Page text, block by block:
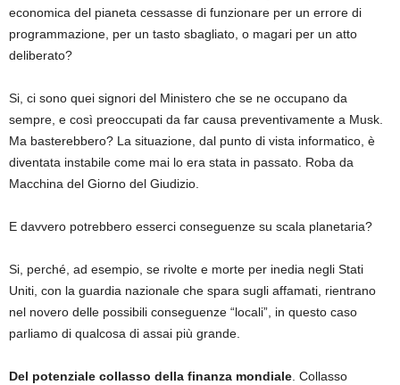
economica del pianeta cessasse di funzionare per un errore di
programmazione, per un tasto sbagliato, o magari per un atto
deliberato?
Si, ci sono quei signori del Ministero che se ne occupano da
sempre, e così preoccupati da far causa preventivamente a Musk.
Ma basterebbero? La situazione, dal punto di vista informatico, è
diventata instabile come mai lo era stata in passato. Roba da
Macchina del Giorno del Giudizio.
E davvero potrebbero esserci conseguenze su scala planetaria?
Si, perché, ad esempio, se rivolte e morte per inedia negli Stati
Uniti, con la guardia nazionale che spara sugli affamati, rientrano
nel novero delle possibili conseguenze “locali”, in questo caso
parliamo di qualcosa di assai più grande.
Del potenziale collasso della finanza mondiale . Collasso